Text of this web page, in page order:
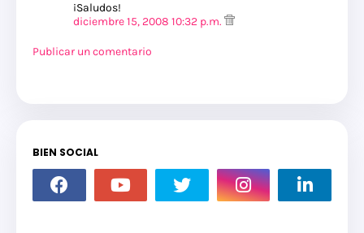
¡Saludos!
diciembre 15, 2008 10:32 p.m.
Publicar un comentario
BIEN SOCIAL